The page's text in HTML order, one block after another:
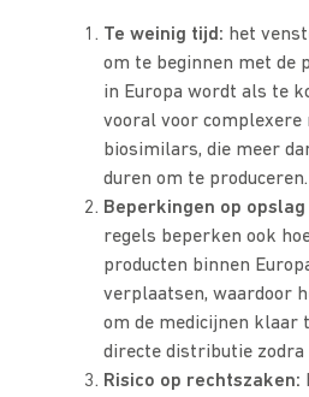
Te weinig tijd: het
om te beginnen met de
in Europa wordt als te
vooral voor complexere
biosimilars, die meer
duren om te produceren.
Beperkingen op
regels beperken ook
producten binnen
verplaatsen, waardoor
om de medicijnen klaar
directe distributie zodra
Risico op rechtszaken: